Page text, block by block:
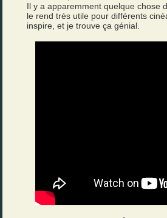
Il y a apparemment quelque chose
le rend très utile pour différents
inspire, et je trouve ça génial.